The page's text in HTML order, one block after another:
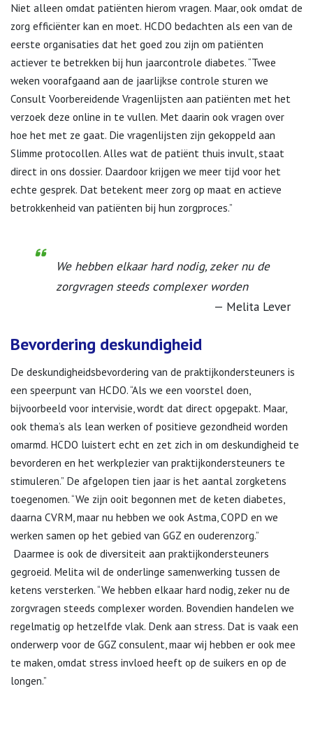
Niet alleen omdat patiënten hierom vragen. Maar, ook omdat de
zorg efficiënter kan en moet. HCDO bedachten als een van de
eerste organisaties dat het goed zou zijn om patiënten
actiever te betrekken bij hun jaarcontrole diabetes. “Twee
weken voorafgaand aan de jaarlijkse controle sturen we
Consult Voorbereidende Vragenlijsten aan patiënten met het
verzoek deze online in te vullen. Met daarin ook vragen over
hoe het met ze gaat. Die vragenlijsten zijn gekoppeld aan
Slimme protocollen. Alles wat de patiënt thuis invult, staat
direct in ons dossier. Daardoor krijgen we meer tijd voor het
echte gesprek. Dat betekent meer zorg op maat en actieve
betrokkenheid van patiënten bij hun zorgproces.”
We hebben elkaar hard nodig, zeker nu de
zorgvragen steeds complexer worden
Melita Lever
Bevordering deskundigheid
De deskundigheidsbevordering van de praktijkondersteuners is
een speerpunt van HCDO. “Als we een voorstel doen,
bijvoorbeeld voor intervisie, wordt dat direct opgepakt. Maar,
ook thema’s als lean werken of positieve gezondheid worden
omarmd. HCDO luistert echt en zet zich in om deskundigheid te
bevorderen en het werkplezier van praktijkondersteuners te
stimuleren.” De afgelopen tien jaar is het aantal zorgketens
toegenomen. “We zijn ooit begonnen met de keten diabetes,
daarna CVRM, maar nu hebben we ook Astma, COPD en we
werken samen op het gebied van GGZ en ouderenzorg.”
Daarmee is ook de diversiteit aan praktijkondersteuners
gegroeid. Melita wil de onderlinge samenwerking tussen de
ketens versterken. “We hebben elkaar hard nodig, zeker nu de
zorgvragen steeds complexer worden. Bovendien handelen we
regelmatig op hetzelfde vlak. Denk aan stress. Dat is vaak een
onderwerp voor de GGZ consulent, maar wij hebben er ook mee
te maken, omdat stress invloed heeft op de suikers en op de
longen.”